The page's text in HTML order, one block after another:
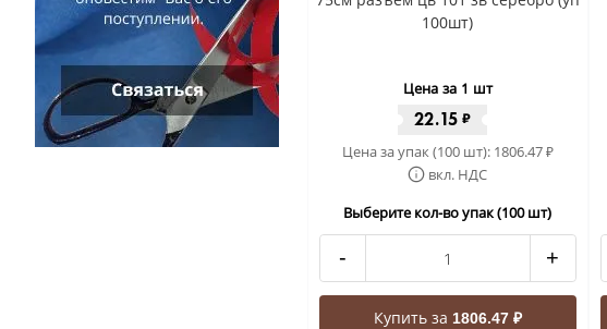
100шт)
Цена за 1 шт
22.15 ₽
Цена за упак (100 шт): 1806.47₽
вкл. НДС
Выберите кол-во упак (100 шт)
- +
Купить за 1806.47 ₽